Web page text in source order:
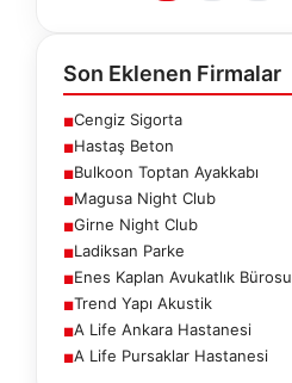
Son Eklenen Firmalar
■Cengiz Sigorta
■Hastaş Beton
■Bulkoon Toptan Ayakkabı
■Magusa Night Club
■Girne Night Club
■Ladiksan Parke
■Enes Kaplan Avukatlık Bürosu
■Trend Yapı Akustik
■A Life Ankara Hastanesi
■A Life Pursaklar Hastanesi